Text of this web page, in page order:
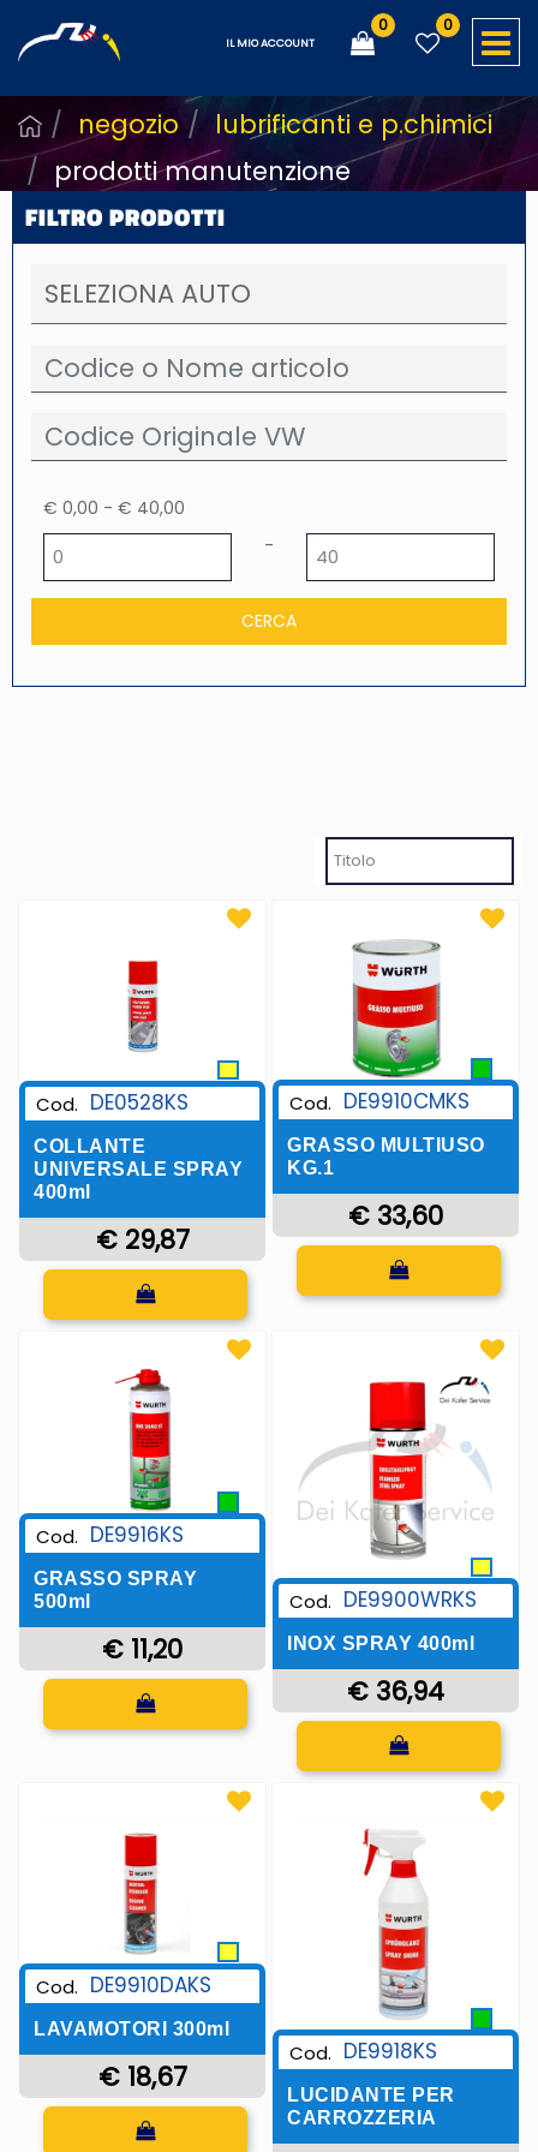
IL MIO ACCOUNT
0 0
negozio
lubrificanti e p.chimici
prodotti manutenzione
FILTRO PRODOTTI
€ 0,00 - € 40,00
-
Cod. DE0528KS
COLLANTE
UNIVERSALE SPRAY
400ml
€ 29,87
Quantità
Cod. DE9910CMKS
GRASSO MULTIUSO
KG.1
€ 33,60
Quantità
Cod. DE9916KS
GRASSO SPRAY
500ml
€ 11,20
Quantità
Cod. DE9900WRKS
INOX SPRAY 400ml
€ 36,94
Quantità
Cod. DE9910DAKS
LAVAMOTORI 300ml
€ 18,67
Quantità
Cod. DE9918KS
LUCIDANTE PER
CARROZZERIA